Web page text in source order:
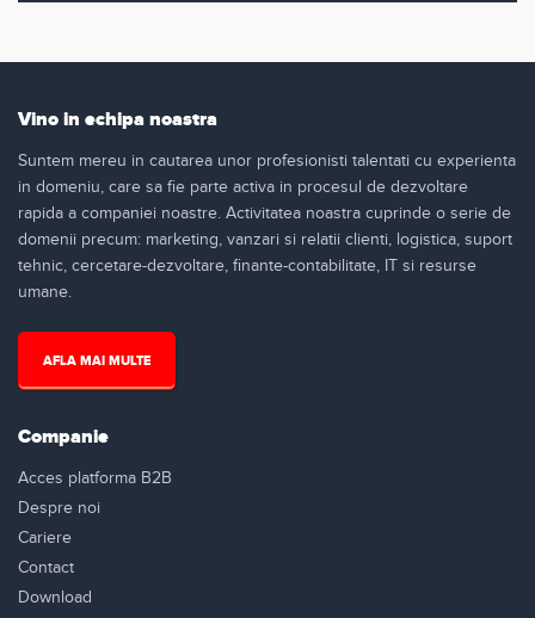
Vino in echipa noastra
Suntem mereu in cautarea unor profesionisti talentati cu experienta
in domeniu, care sa fie parte activa in procesul de dezvoltare
rapida a companiei noastre. Activitatea noastra cuprinde o serie de
domenii precum: marketing, vanzari si relatii clienti, logistica, suport
tehnic, cercetare-dezvoltare, finante-contabilitate, IT si resurse
umane.
AFLA MAI MULTE
Companie
Acces platforma B2B
Despre noi
Cariere
Contact
Download